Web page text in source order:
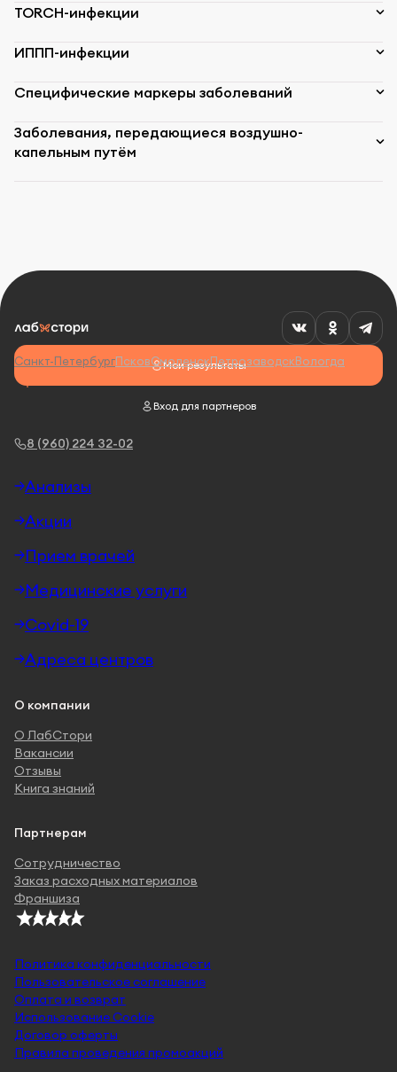
TORCH-инфекции
ИППП-инфекции
Специфические маркеры заболеваний
Заболевания, передающиеся воздушно-
капельным путём
8 (960) 224 32-02
Мои результаты
Вход для партнеров
Санкт-ПетербургПсковСмоленскПетрозаводскВологда
Анализы
Акции
Прием врачей
Медицинские услуги
Covid-19
Адреса центров
О компании
О ЛабСтори
Вакансии
Отзывы
Книга знаний
Партнерам
Сотрудничество
Заказ расходных материалов
Франшиза
Политика конфиденциальности
Пользовательское соглашение
Оплата и возврат
Использование Cookie
Договор оферты
Правила проведения промоакций